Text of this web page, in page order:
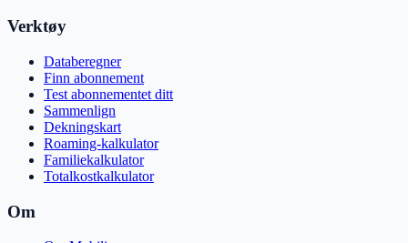
Verktøy
Databeregner
Finn abonnement
Test abonnementet ditt
Sammenlign
Dekningskart
Roaming-kalkulator
Familiekalkulator
Totalkostkalkulator
Om